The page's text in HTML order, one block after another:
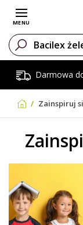
Darmowa
Otwórz menu
MENU
Zainspiruj